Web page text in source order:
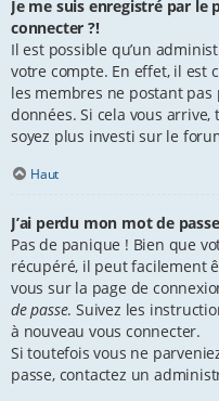
Je me suis enregistré par le
connecter ?!
Il est possible qu’un
votre compte. En effet, il
les membres ne postant
données. Si cela vous
soyez plus investi sur le
Haut
J’ai perdu mon mot de
Pas de panique ! Bien que
récupéré, il peut facilement
vous sur la page de
de passe. Suivez les
à nouveau vous connecter.
Si toutefois vous ne
passe, contactez un